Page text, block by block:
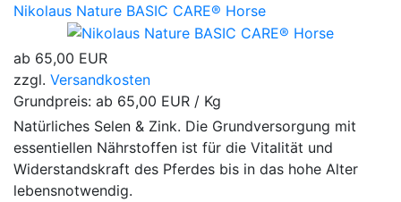
Nikolaus Nature BASIC CARE® Horse
ab 65,00 EUR
zzgl. Versandkosten
Grundpreis: ab 65,00 EUR / Kg
Natürliches Selen & Zink. Die Grundversorgung mit
essentiellen Nährstoffen ist für die Vitalität und
Widerstandskraft des Pferdes bis in das hohe Alter
lebensnotwendig.